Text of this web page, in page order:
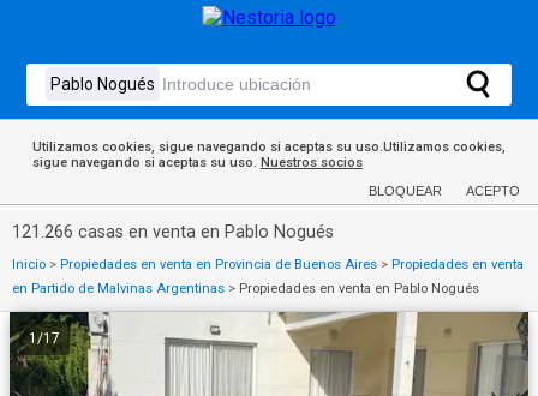
Utilizamos cookies, sigue navegando si aceptas su uso.Utilizamos cookies,
sigue navegando si aceptas su uso. Nuestros socios
BLOQUEAR ACEPTO
121.266 casas en venta en Pablo Nogués
Inicio > Propiedades en venta en Provincia de Buenos Aires > Propiedades en venta
en Partido de Malvinas Argentinas > Propiedades en venta en Pablo Nogués
1/17